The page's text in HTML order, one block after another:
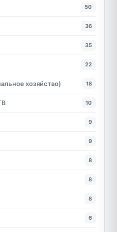
50
36
35
22
хозяйство) 18
10
9
9
8
8
8
6